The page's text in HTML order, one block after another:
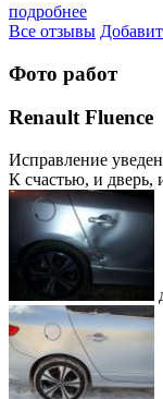
подробнее
Все отзывы
Фото работ
Renault Fluence
Исправление
К счастью, и дверь,